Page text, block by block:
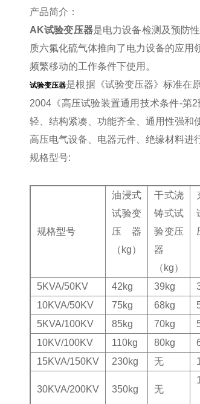
产品简介：
AK试验变压器是电力设备检测及预防
质六氟化硫气体推向了电力设备的应用
频繁移动的工作条件下使用。
试验变压器是根据《试验变压器》标准在
2004《高压试验装置通用技术条件-第
轻、结构紧凑、功能齐全、通用性强和
高压电气设备、电器元件、绝缘材料进
规格型号:
规格型号
油浸式
试验变
压器
（ kg）
干式浇
铸式试
验变压
器
（ kg）
5KVA/50KV 42kg 39kg
10KVA/50KV
75kg 68kg
5KVA/100KV
85kg 70kg
10KV/100KV
110kg 80kg
15KVA/150KV
230kg 无
30KVA/200KV 350kg 无